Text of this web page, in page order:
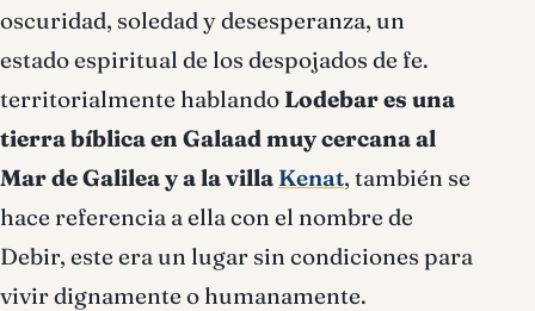
oscuridad, soledad y desesperanza, un
estado espiritual de los despojados de fe.
territorialmente hablando Lodebar es una
tierra bíblica en Galaad muy cercana al
Mar de Galilea y a la villa Kenat, también se
hace referencia a ella con el nombre de
Debir, este era un lugar sin condiciones para
vivir dignamente o humanamente.